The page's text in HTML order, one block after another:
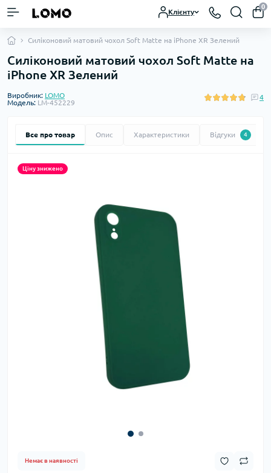
Клієнту
0
Силіконовий матовий чохол Soft Matte на iPhone XR Зелений
Силіконовий матовий чохол Soft Matte на
iPhone XR Зелений
Виробник: LOMO
Модель: LM-452229
4
Все про товар Опис Характеристики Відгуки 4
Ціну знижено
Немає в наявності